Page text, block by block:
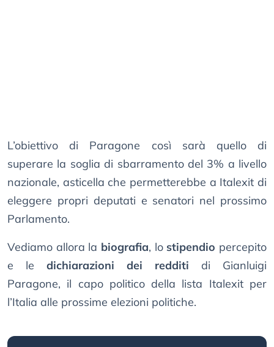
L’obiettivo di Paragone così sarà quello di
superare la soglia di sbarramento del 3% a livello
nazionale, asticella che permetterebbe a Italexit di
eleggere propri deputati e senatori nel prossimo
Parlamento.
Vediamo allora la biografia, lo stipendio percepito
e le dichiarazioni dei redditi di Gianluigi
Paragone, il capo politico della lista Italexit per
l’Italia alle prossime elezioni politiche.